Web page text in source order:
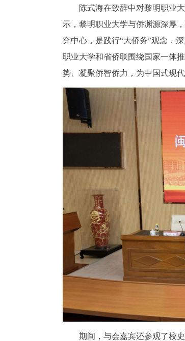
陈式海在致辞中对黎明职业
示，黎明职业大学与侨渊源深厚
究中心，是践行“大侨务”观念，
职业大学和省侨联围绕国家一体
势、凝聚侨智侨力，为中国式现
期间，与会嘉宾还参观了校